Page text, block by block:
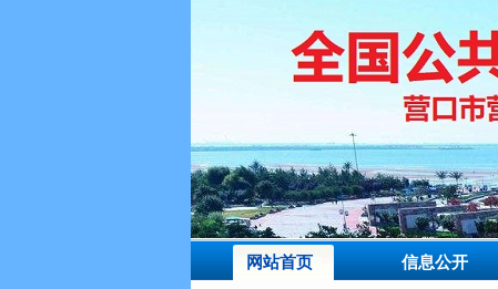
网站首页 信息公开